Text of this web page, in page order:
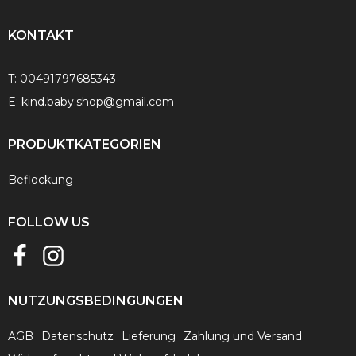
KONTAKT
T: 00491797685343
E: kind.baby.shop@gmail.com
PRODUKTKATEGORIEN
Beflockung
FOLLOW US
NUTZUNGSBEDINGUNGEN
AGB Datenschutz Lieferung
Zahlung und Versand